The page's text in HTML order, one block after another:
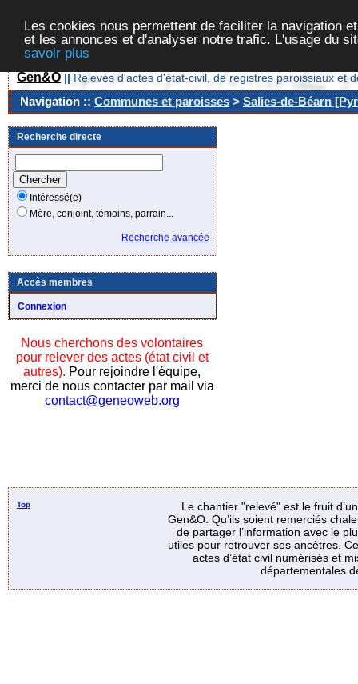
Les cookies nous permettent de faciliter la navigation
et les annonces et d'analyser notre trafic. L'usage du
savoir plus
Gen&O || Relevés d'actes d'état-civil, de registres paroissiaux et
Navigation :: Communes et paroisses > Salies-de-Béarn
Recherche directe
Intéressé(e)
Mère, conjoint, témoins, parrain...
Recherche avancée
Accès membres
Connexion
Nous cherchons des volontaires
pour relever des actes (état civil et
autres). Pour rejoindre l'équipe,
merci de nous contacter par mail via
contact@geneoweb.org
Top
Le chantier "relevé" est le fruit
Gen&O. Qu’ils soient remerciés
de partager l’information avec le
utiles pour retrouver ses ancêtres.
actes d’état civil numérisés et
départementales